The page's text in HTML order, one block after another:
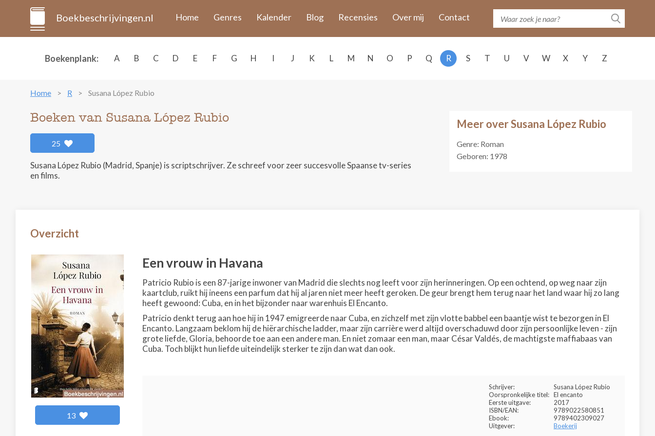
Boekbeschrijvingen.nl Home Genres Kalender Blog Recensies Over mij Contact
Boekenplank: A B C D E F G H I J K L M N O P Q R S T U V W X Y Z
Home R Susana López Rubio
Meer over Susana López Rubio
Genre: Roman
Geboren: 1978
Boeken van Susana López Rubio
25
Susana López Rubio (Madrid, Spanje) is scriptschrijver. Ze schreef voor zeer succesvolle Spaanse tv-series
en films.
Overzicht
13
Een vrouw in Havana
Patricio Rubio is een 87-jarige inwoner van Madrid die slechts nog leeft voor zijn herinneringen. Op een ochtend, op weg naar zijn
kaartclub, ruikt hij ineens een parfum dat hij al jaren niet meer heeft geroken. De geur brengt hem terug naar het land waar hij zo lang
heeft gewoond: Cuba, en in het bijzonder naar warenhuis El Encanto.
Patricio denkt terug aan hoe hij in 1947 emigreerde naar Cuba, en zichzelf met zijn vlotte babbel een baantje wist te bezorgen in El
Encanto. Langzaam beklom hij de hiërarchische ladder, maar zijn carrière werd altijd overschaduwd door zijn persoonlijke leven - zijn
grote liefde, Gloria, behoorde toe aan een andere man. En niet zomaar een man, maar César Valdés, de machtigste maffiabaas van
Cuba. Toch blijkt hun liefde uiteindelijk sterker te zijn dan wat dan ook.
Schrijver:
Susana López Rubio
Oorspronkelijke titel: El encanto
Eerste uitgave:
2017
ISBN/EAN:
9789022580851
Ebook:
9789402309027
Uitgever:
Boekerij